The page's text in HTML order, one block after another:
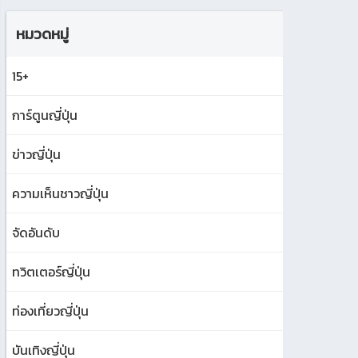
หมวดหมู่
15+
การ์ตูนญี่ปุ่น
ข่าวญี่ปุ่น
ความเห็นชาวญี่ปุ่น
จัดอันดับ
ทวิตเตอร์ญี่ปุ่น
ท่องเที่ยวญี่ปุ่น
บันเทิงญี่ปุ่น